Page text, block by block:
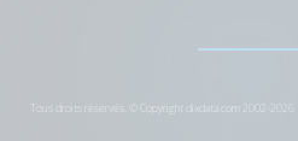
Tous droits réservés. © Copyright dixdata.com 2002-2026